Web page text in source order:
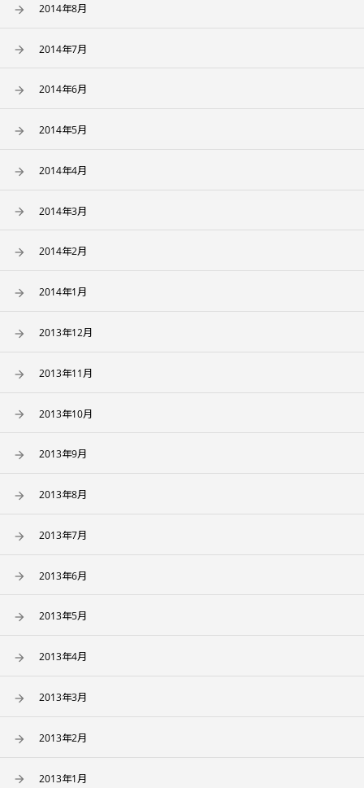
2014年8月
2014年7月
2014年6月
2014年5月
2014年4月
2014年3月
2014年2月
2014年1月
2013年12月
2013年11月
2013年10月
2013年9月
2013年8月
2013年7月
2013年6月
2013年5月
2013年4月
2013年3月
2013年2月
2013年1月